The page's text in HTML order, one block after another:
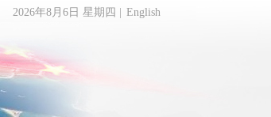
2026年8月6日 星期四 English